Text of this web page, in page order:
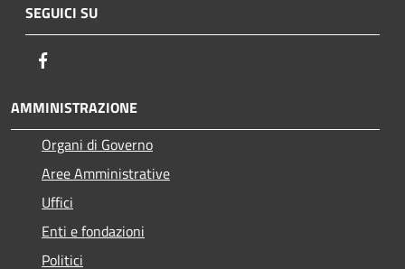
SEGUICI SU
AMMINISTRAZIONE
Organi di Governo
Aree Amministrative
Uffici
Enti e fondazioni
Politici